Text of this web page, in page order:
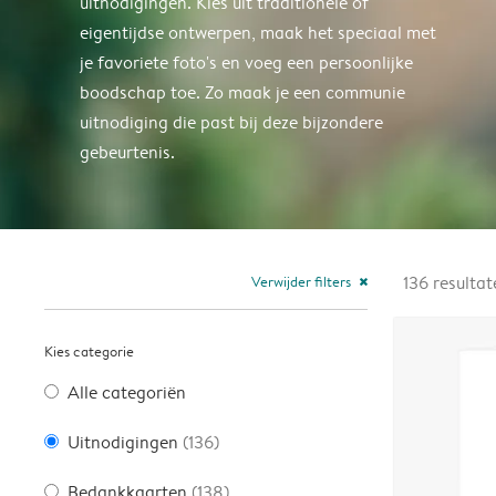
eigentijdse ontwerpen, maak het speciaal met
je favoriete foto's en voeg een persoonlijke
boodschap toe. Zo maak je een communie
uitnodiging die past bij deze bijzondere
gebeurtenis.
Verwijder filters close
Kies categorie
Alle categoriën
Uitnodigingen (136)
136